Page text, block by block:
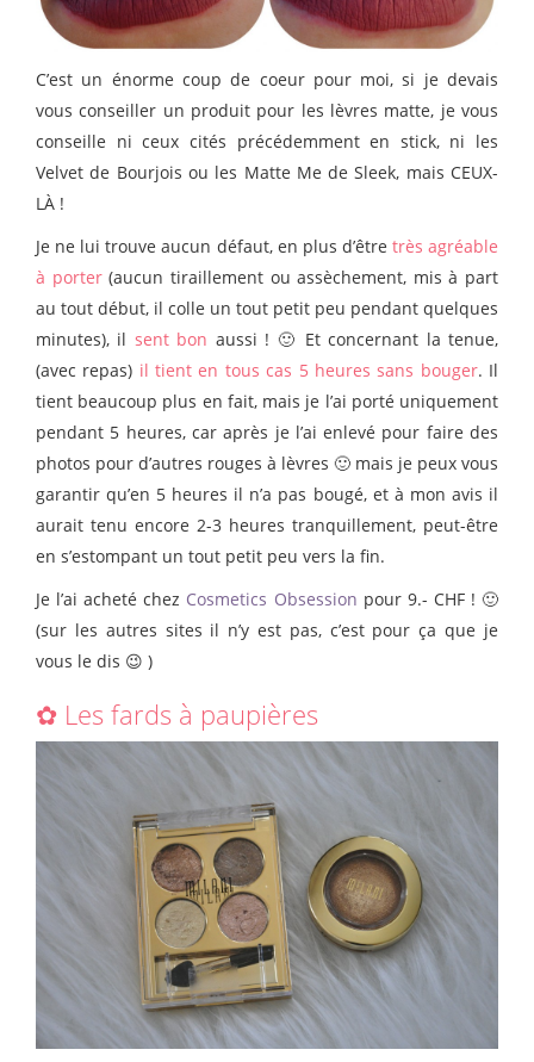
C’est un énorme coup de coeur pour moi, si je devais
vous conseiller un produit pour les lèvres matte, je vous
conseille ni ceux cités précédemment en stick, ni les
Velvet de Bourjois ou les Matte Me de Sleek, mais CEUX-
LÀ !
Je ne lui trouve aucun défaut, en plus d’être très agréable
à porter(aucun tiraillement ou assèchement, mis à part
au tout début, il colle un tout petit peu pendant quelques
minutes), il sent bon aussi ! 🙂 Et concernant la tenue,
(avec repas) il tient en tous cas 5 heures sans bouger. Il
tient beaucoup plus en fait, mais je l’ai porté uniquement
pendant 5 heures, car après je l’ai enlevé pour faire des
photos pour d’autres rouges à lèvres 🙂 mais je peux vous
garantir qu’en 5 heures il n’a pas bougé, et à mon avis il
aurait tenu encore 2-3 heures tranquillement, peut-être
en s’estompant un tout petit peu vers la fin.
Je l’ai acheté chez Cosmetics Obsession pour 9.- CHF ! 🙂
(sur les autres sites il n’y est pas, c’est pour ça que je
vous le dis 😉 )
✿ Les fards à paupières